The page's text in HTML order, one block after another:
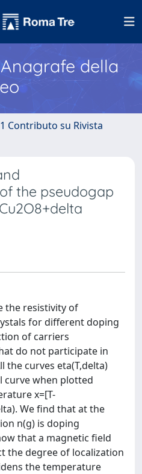
della
1 Contributo su Rivista
the pseudogap
the resistivity of
for different doping
of carriers
do not participate in
the curves eta(T,delta)
curve when plotted
x=[T-
We find that at the
n(g) is doping
that a magnetic field
the degree of localization
the temperature